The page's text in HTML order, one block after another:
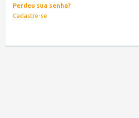
Perdeu sua senha?
Cadastre-se